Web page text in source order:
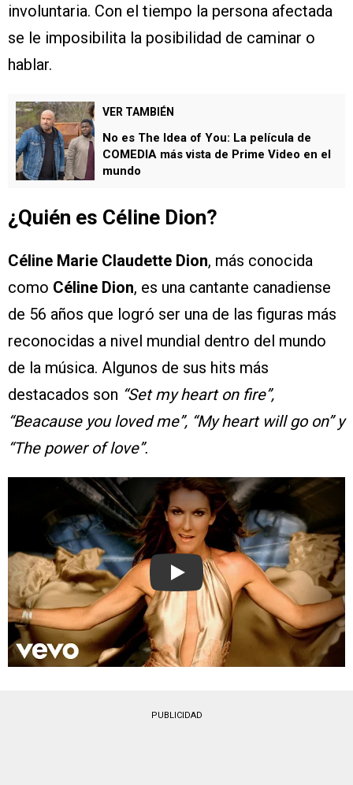
involuntaria. Con el tiempo la persona afectada
se le imposibilita la posibilidad de caminar o
hablar.
VER TAMBIÉN
No es The Idea of You: La película de
COMEDIA más vista de Prime Video en el
mundo
¿Quién es Céline Dion?
Céline Marie Claudette Dion, más conocida
como Céline Dion​, es una cantante canadiense
de 56 años que logró ser una de las figuras más
reconocidas a nivel mundial dentro del mundo
de la música. Algunos de sus hits más
destacados son “Set my heart on fire”,
“Beacause you loved me”, “My heart will go on” y
“The power of love”.
Play
PUBLICIDAD